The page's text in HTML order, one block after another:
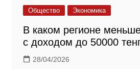
Общество Экономика
В каком регионе
с доходом до 50000
28/04/2026